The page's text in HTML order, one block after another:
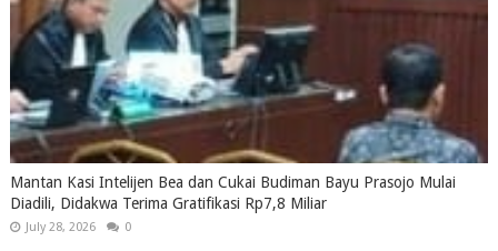
Mantan Kasi Intelijen Bea dan Cukai Budiman Bayu Prasojo Mulai
Diadili, Didakwa Terima Gratifikasi Rp7,8 Miliar
July 28, 2026 0